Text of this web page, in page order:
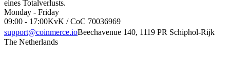
eines Totalverlusts.
Monday - Friday
09:00 - 17:00KvK / CoC 70036969
support@coinmerce.ioBeechavenue 140, 1119 PR Schiphol-Rijk
The Netherlands